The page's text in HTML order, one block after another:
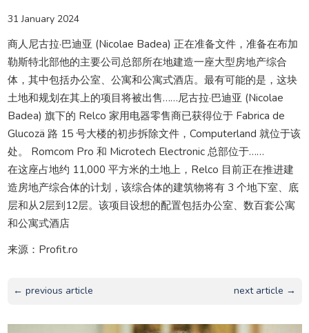
31 January 2024
商人尼古拉·巴迪亚 (Nicolae Badea) 正在准备文件，准备在布加
勒斯特北部他的主要公司总部所在地建造一座大型房地产综合
体，其中包括办公室、公寓和公寓式酒店。最有可能的是，这块
土地和规划在其上的项目将被出售……尼古拉·巴迪亚 (Nicolae
Badea) 旗下的 Relco 家用电器零售商已获得位于 Fabrica de
Glucozä 路 15 号大楼的初步拆除文件，Computerland 就位于该
处。 Romcom Pro 和 Microtech Electronic 总部位于……
在这座占地约 11,000 平方米的土地上，Relco 目前正在推进建
造房地产综合体的计划，该综合体的建筑物将有 3 个地下室、底
层和从2层到12层。该项目设想的配置包括办公室、数百套公寓
和公寓式酒店
来源：Profit.ro
← previous article next article →